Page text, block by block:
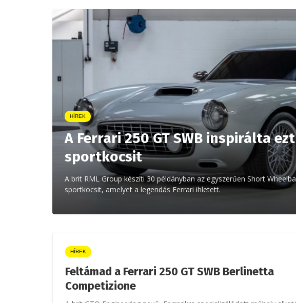
HÍREK
A Ferrari 250 GT SWB inspirálta
sportkocsit
A brit RML Group készíti 30 példányban az egyszerűen Short
sportkocsit, amelyet a legendás Ferrari ihletett.
HÍREK
Feltámad a Ferrari 250 GT SWB Berlinetta
Competizione